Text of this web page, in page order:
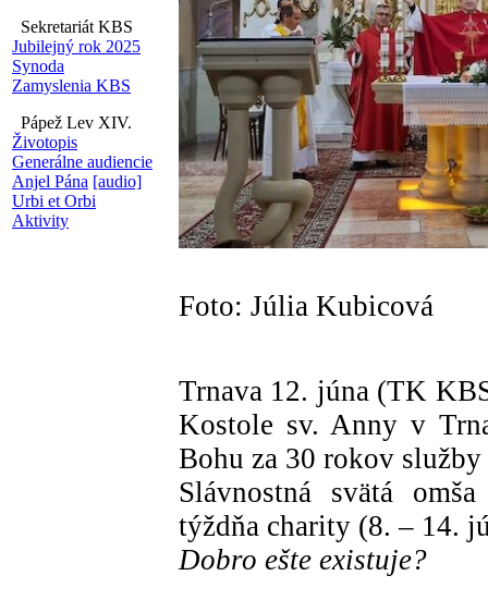
Sekretariát KBS
Jubilejný rok 2025
Synoda
Zamyslenia KBS
Pápež Lev XIV.
Životopis
Generálne audiencie
Anjel Pána [audio]
Urbi et Orbi
Aktivity
Foto: Júlia Kubicová
Trnava 12. júna (TK
Kostole sv. Anny v
Bohu za 30 rokov
Slávnostná svätá
týždňa charity (8. – 14.
Dobro ešte existuje?